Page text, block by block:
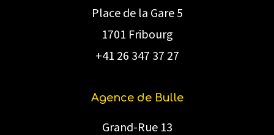
Place de la Gare 5
1701 Fribourg
+41 26 347 37 27
Agence de Bulle
Grand-Rue 13